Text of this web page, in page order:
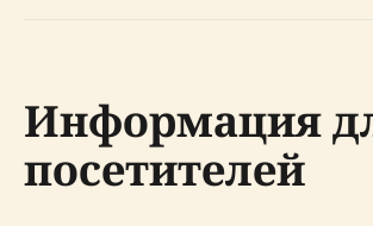
Информация
посетителей